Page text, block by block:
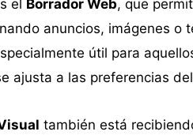
el Borrador Web, que
anuncios, imágenes o
útil para
ajusta a las preferencias
también está